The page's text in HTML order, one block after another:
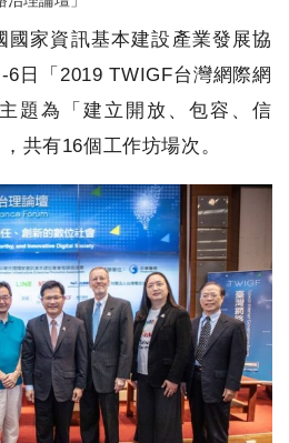
國家資訊基本建設產業發展協
日「2019 TWIGF台灣網際網
題為「建立開放、包容、信
共有16個工作坊場次。